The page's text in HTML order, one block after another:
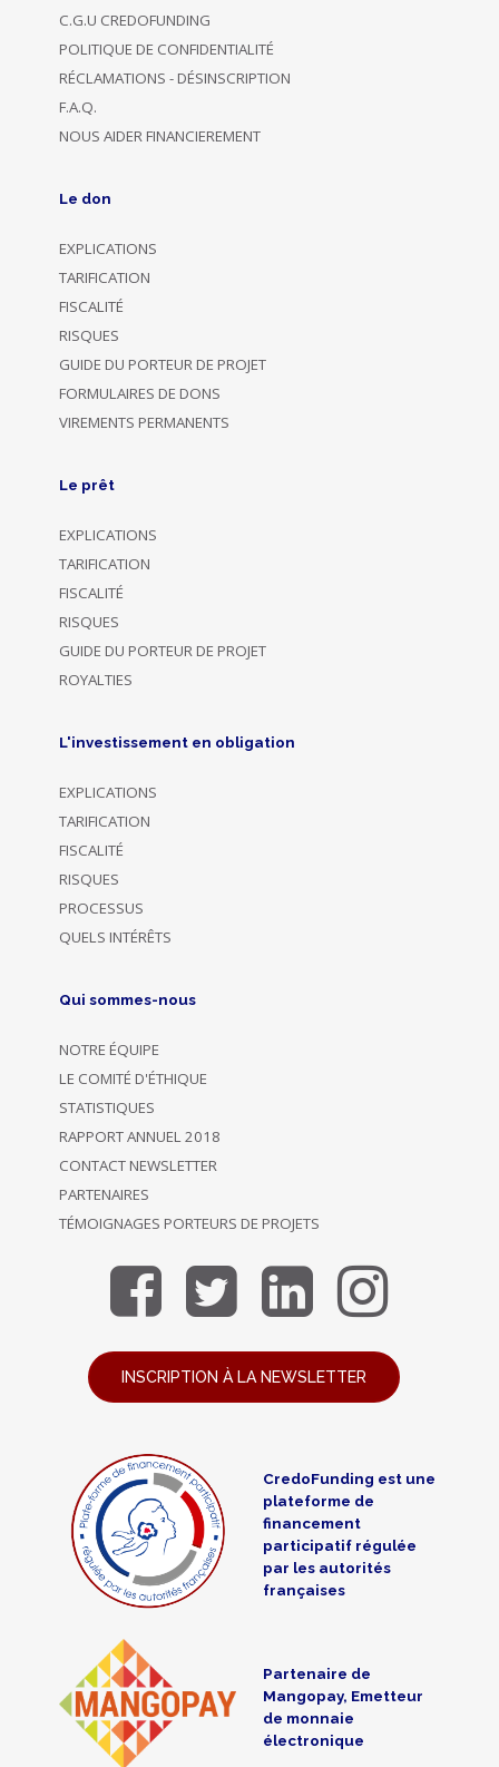
C.G.U CREDOFUNDING
POLITIQUE DE CONFIDENTIALITÉ
RÉCLAMATIONS - DÉSINSCRIPTION
F.A.Q.
NOUS AIDER FINANCIEREMENT
Le don
EXPLICATIONS
TARIFICATION
FISCALITÉ
RISQUES
GUIDE DU PORTEUR DE PROJET
FORMULAIRES DE DONS
VIREMENTS PERMANENTS
Le prêt
EXPLICATIONS
TARIFICATION
FISCALITÉ
RISQUES
GUIDE DU PORTEUR DE PROJET
ROYALTIES
L'investissement en obligation
EXPLICATIONS
TARIFICATION
FISCALITÉ
RISQUES
PROCESSUS
QUELS INTÉRÊTS
Qui sommes-nous
NOTRE ÉQUIPE
LE COMITÉ D'ÉTHIQUE
STATISTIQUES
RAPPORT ANNUEL 2018
CONTACT NEWSLETTER
PARTENAIRES
TÉMOIGNAGES PORTEURS DE PROJETS
INSCRIPTION À LA NEWSLETTER
CredoFunding est une
plateforme de
financement
participatif régulée
par les autorités
françaises
Partenaire de
Mangopay, Emetteur
de monnaie
électronique